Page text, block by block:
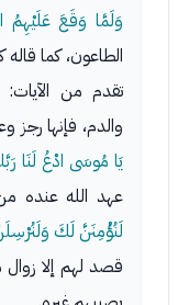
وَلَمَّا وَقَعَ عَلَيْهِمُ
الطاعون، كما
تقدم من الآيات:
والدم، فإنها رجز
يَا مُوسَى ادْعُ لَنَا
عهد الله عنده
لَنُؤْمِنَنَّ لَكَ
قصد لهم إلا